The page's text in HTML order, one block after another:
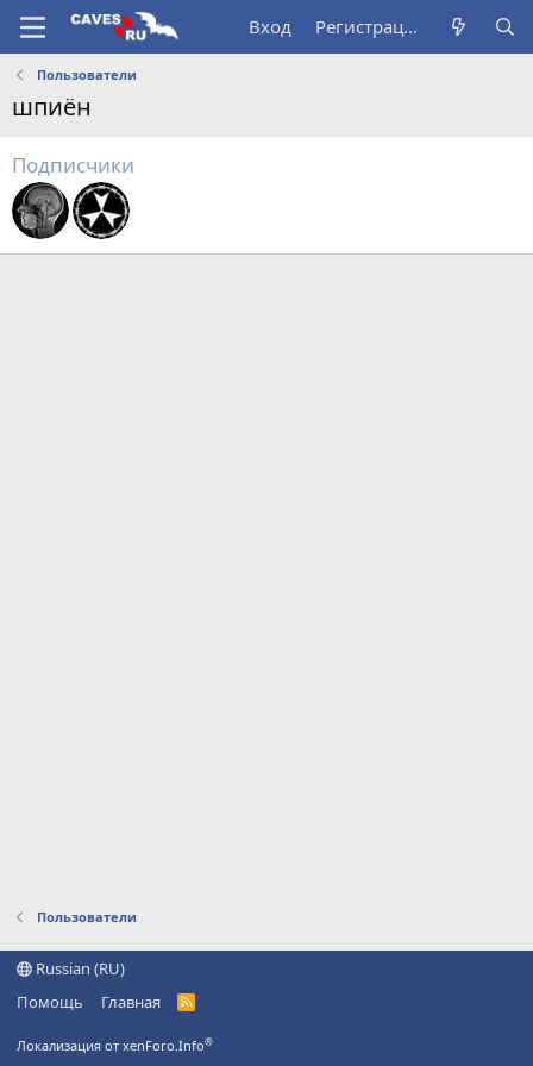
Вход Регистрация
Пользователи
шпиён
Подписчики
Пользователи
Russian (RU)
Помощь
Главная
R
Локализация от xenForo.Info®